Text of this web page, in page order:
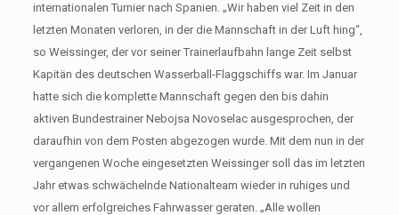
internationalen Turnier nach Spanien. „Wir haben viel Zeit in den
letzten Monaten verloren, in der die Mannschaft in der Luft hing“,
so Weissinger, der vor seiner Trainerlaufbahn lange Zeit selbst
Kapitän des deutschen Wasserball-Flaggschiffs war. Im Januar
hatte sich die komplette Mannschaft gegen den bis dahin
aktiven Bundestrainer Nebojsa Novoselac ausgesprochen, der
daraufhin von dem Posten abgezogen wurde. Mit dem nun in der
vergangenen Woche eingesetzten Weissinger soll das im letzten
Jahr etwas schwächelnde Nationalteam wieder in ruhiges und
vor allem erfolgreiches Fahrwasser geraten. „Alle wollen